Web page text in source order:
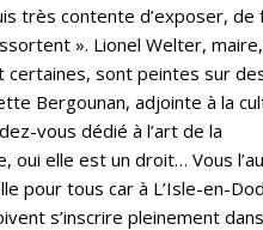
très contente d’exposer, de
». Lionel Welter,
certaines, sont peintes sur
Bergounan, adjointe à la
vous dédié à l’art de la
oui elle est un droit… Vous
pour tous car à L’Isle-en-
s’inscrire pleinement